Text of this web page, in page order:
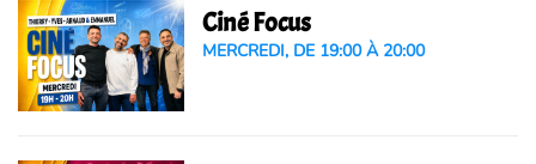
Ciné Focus
MERCREDI, DE 19:00 À 20:00